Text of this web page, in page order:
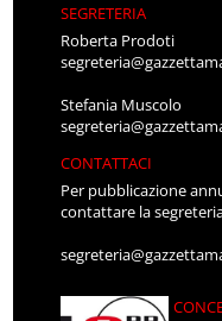
SEGRETERIA
Roberta Prodoti
Stefania Muscolo
CONTATTACI
Per pubblicazione
contattare la